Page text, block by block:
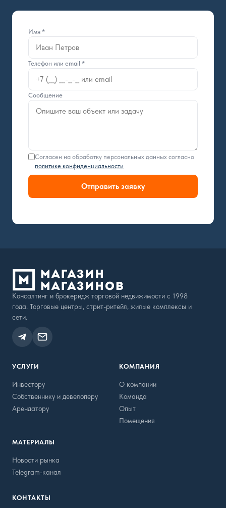
Имя *
Телефон или email *
Сообщение
Согласен на обработку персональных данных согласно
политике конфиденциальности
Отправить заявку
Консалтинг и брокеридж торговой недвижимости с 1998
года. Торговые центры, стрит-ритейл, жилые комплексы и
сети.
УСЛУГИ
Инвестору
Собственнику и девелоперу
Арендатору
КОМПАНИЯ
О компании
Команда
Опыт
Помещения
МАТЕРИАЛЫ
Новости рынка
Telegram-канал
КОНТАКТЫ